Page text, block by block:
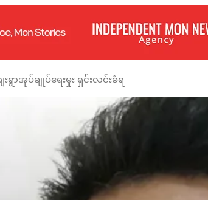
ရွာအုပ်ချုပ်ရေးမှုး ရှင်းလင်းခံရ